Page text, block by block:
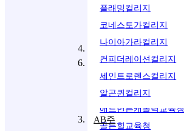
ILSC 몬트리올
BLI
TAMWOOD
NS주 - 할리팩스
CLLC 할리팩스
켈로나교육청
웨스트쿠트니교육청
알버타주
캘거리교육청
레드디어교육청
애드먼튼캐톨릭교육청
골든힐교육청
플래밍컬리지
코네스토가컬리지
나이아가라컬리지
컨피더레이션컬리지
세인트로렌스컬리지
알곤퀸컬리지
AB주